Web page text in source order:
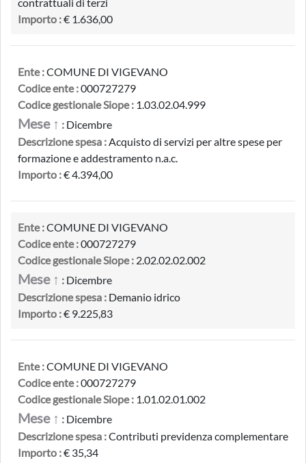
Importo :€ 1.636,00
Ente :COMUNE DI VIGEVANO
Codice ente :000727279
Codice gestionale Siope : 1.03.02.04.999
Mese ↑ : Dicembre
Descrizione spesa :Acquisto di servizi per altre spese per
formazione e addestramento n.a.c.
Importo :€ 4.394,00
Ente :COMUNE DI VIGEVANO
Codice ente :000727279
Codice gestionale Siope : 2.02.02.02.002
Mese ↑ : Dicembre
Descrizione spesa : Demanio idrico
Importo :€ 9.225,83
Ente :COMUNE DI VIGEVANO
Codice ente :000727279
Codice gestionale Siope : 1.01.02.01.002
Mese ↑ : Dicembre
Descrizione spesa :Contributi previdenza complementare
Importo :€ 35,34